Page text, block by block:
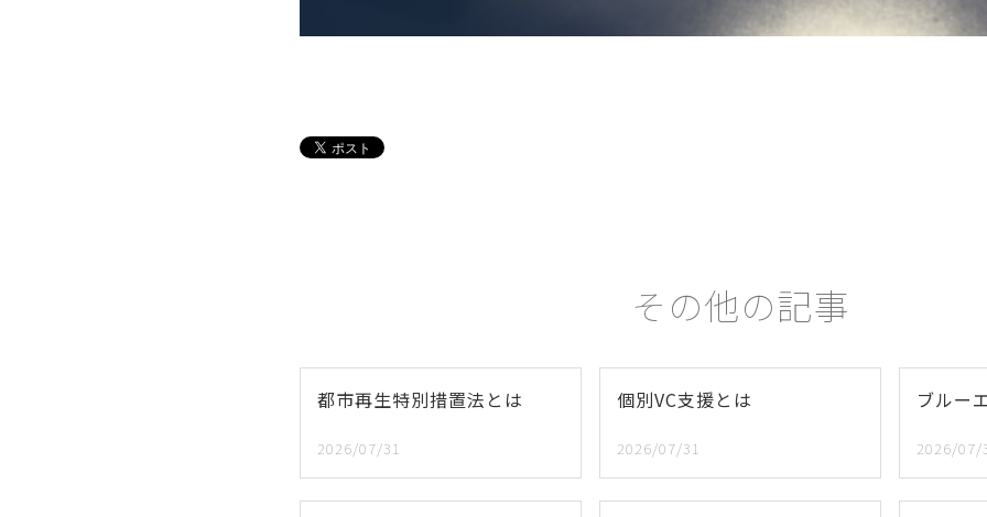
その他の記事
都市再生特別措置法とは
2026/07/31
個別VC支援とは
2026/07/31
ブルー
2026/07/